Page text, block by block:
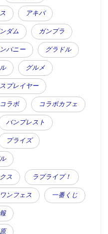
アキバ
ダム ガンプラ
パニー グラドル
グルメ
プレイヤー
コラボ コラボカフェ
バンプレスト
プライズ
ス ラブライブ！
ワンフェス 一番くじ